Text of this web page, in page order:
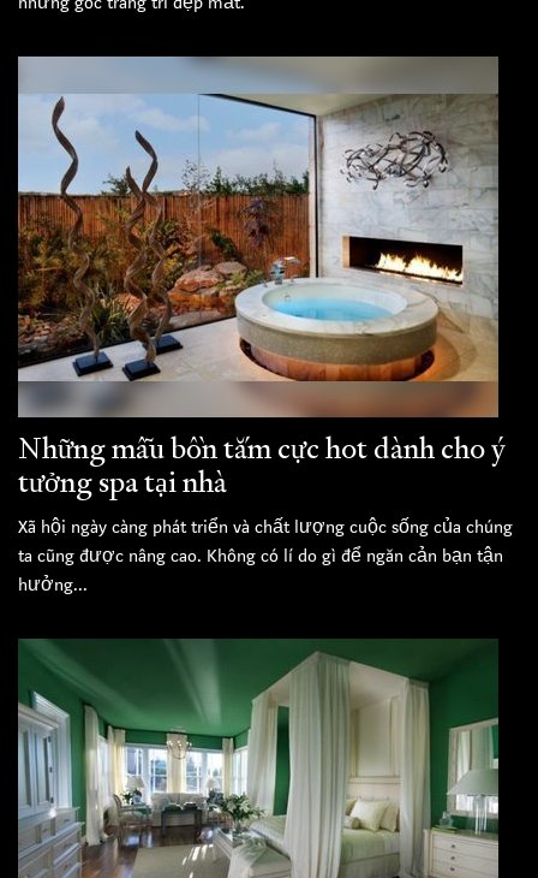
Những mẫu bồn tắm cực hot dành cho ý
tưởng spa tại nhà
Xã hội ngày càng phát triển và chất lượng cuộc sống của chúng
ta cũng được nâng cao. Không có lí do gì để ngăn cản bạn tận
hưởng...